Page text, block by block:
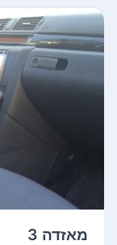
מאזדה 3